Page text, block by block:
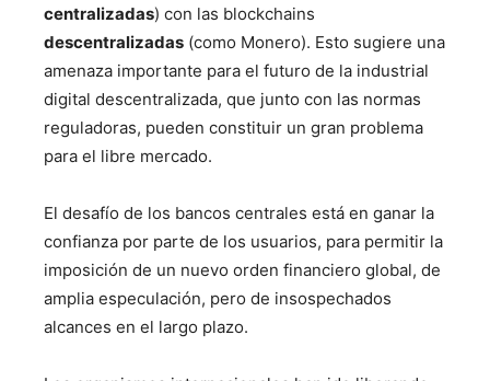
centralizadas) con las blockchains
descentralizadas (como Monero). Esto sugiere una
amenaza importante para el futuro de la industrial
digital descentralizada, que junto con las normas
reguladoras, pueden constituir un gran problema
para el libre mercado.
El desafío de los bancos centrales está en ganar la
confianza por parte de los usuarios, para permitir la
imposición de un nuevo orden financiero global, de
amplia especulación, pero de insospechados
alcances en el largo plazo.